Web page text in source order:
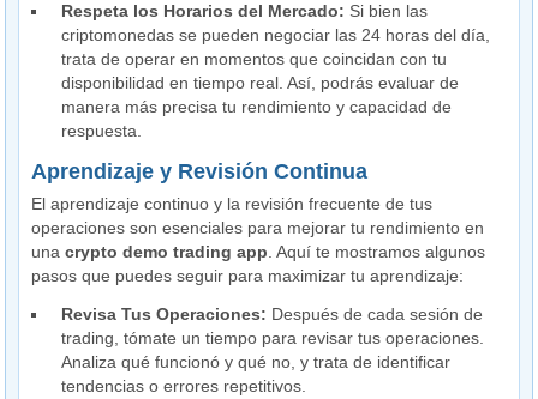
Respeta los Horarios del Mercado: Si bien las
criptomonedas se pueden negociar las 24 horas del día,
trata de operar en momentos que coincidan con tu
disponibilidad en tiempo real. Así, podrás evaluar de
manera más precisa tu rendimiento y capacidad de
respuesta.
Aprendizaje y Revisión Continua
El aprendizaje continuo y la revisión frecuente de tus
operaciones son esenciales para mejorar tu rendimiento en
unacrypto demo trading app. Aquí te mostramos algunos
pasos que puedes seguir para maximizar tu aprendizaje:
Revisa Tus Operaciones: Después de cada sesión de
trading, tómate un tiempo para revisar tus operaciones.
Analiza qué funcionó y qué no, y trata de identificar
tendencias o errores repetitivos.